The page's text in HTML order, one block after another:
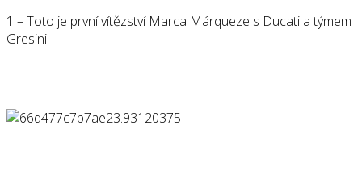
1 – Toto je první vítězství Marca Márqueze s Ducati a týmem
Gresini.